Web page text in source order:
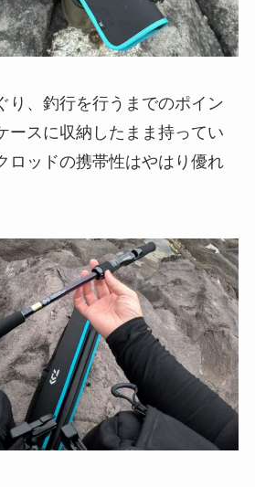
り、釣行を行うまでのポイン
ースに収納したまま持ってい
ロッドの携帯性はやはり優れ